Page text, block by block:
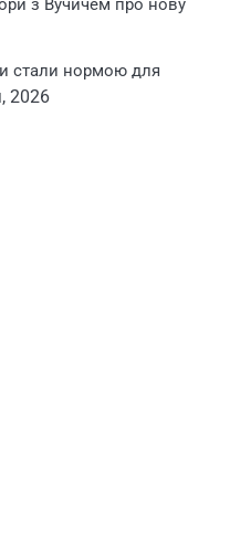
з Вучичем про нову
стали нормою для
2026